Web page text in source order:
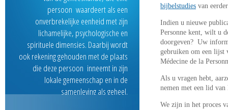
persoon waardeert als een
onverbrekelijke eenheid met zijn
lichamelijke, psychologische en
spirituele dimensies. Daarbij wordt
ook rekening gehouden met de plaats
die deze persoon inneemt in zijn
lokale gemeenschap en in de
samenleving als geheel.
bijbelstudies van
Indien u nieuwe
Personne kent, wilt u
doorgeven? Uw
gebruiken om een lijst
Médecine de la
Als u vragen hebt,
nemen met een lid van
We zijn in het proces